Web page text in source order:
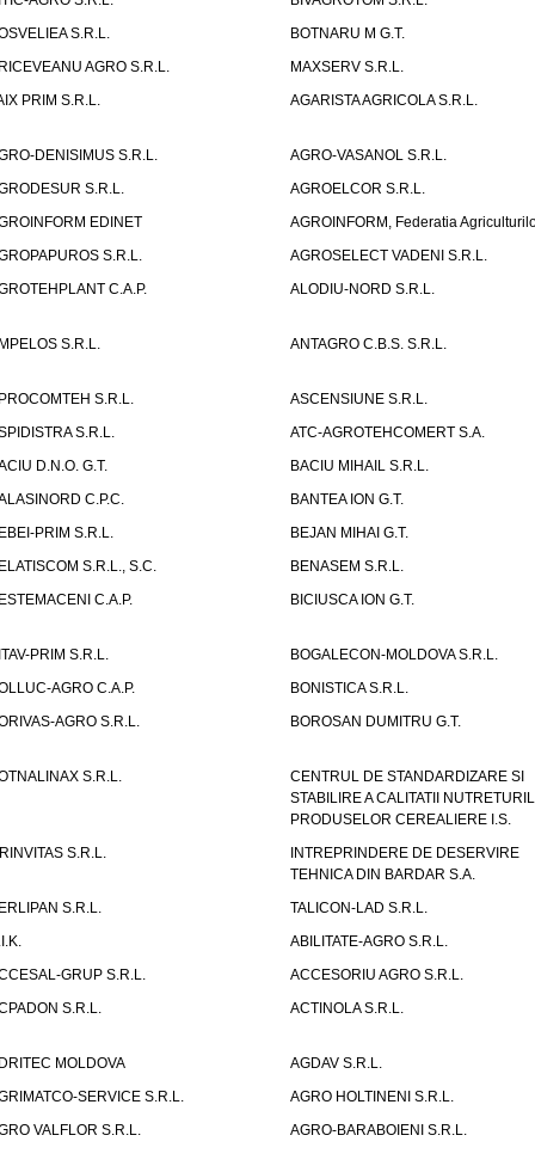
S.R.L.
BOTNARU M G.T.
AGRO S.R.L.
MAXSERV S.R.L.
PRIM S.R.L.
AGARISTA AGRICOLA S.R.L.
DENISIMUS S.R.L.
AGRO-VASANOL S.R.L.
S.R.L.
AGROELCOR S.R.L.
EDINET
AGROINFORM, Federatia
S.R.L.
AGROSELECT VADENI S.R.L.
C.A.P.
ALODIU-NORD S.R.L.
S.R.L. ANTAGRO C.B.S. S.R.L.
S.R.L.
ASCENSIUNE S.R.L.
S.R.L.
ATC-AGROTEHCOMERT S.A.
D.N.O. G.T.
BACIU MIHAIL S.R.L.
C.P.C.
BANTEA ION G.T.
PRIM S.R.L.
BEJAN MIHAI G.T.
S.R.L., S.C.
BENASEM S.R.L.
C.A.P.
BICIUSCA ION G.T.
PRIM S.R.L.
BOGALECON-MOLDOVA S.R.L.
AGRO C.A.P.
BONISTICA S.R.L.
AGRO S.R.L.
BOROSAN DUMITRU G.T.
S.R.L.
CENTRUL DE STANDARDIZARE SI
STABILIRE A CALITATII
PRODUSELOR CEREALIERE I.S.
S.R.L.
INTREPRINDERE DE DESERVIRE
TEHNICA DIN BARDAR S.A.
S.R.L.
TALICON-LAD S.R.L.
ABILITATE-AGRO S.R.L.
GRUP S.R.L.
ACCESORIU AGRO S.R.L.
S.R.L.
ACTINOLA S.R.L.
MOLDOVA
AGDAV S.R.L.
SERVICE S.R.L.
AGRO HOLTINENI S.R.L.
VALFLOR S.R.L.
AGRO-BARABOIENI S.R.L.